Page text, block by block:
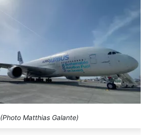
(Photo Matthias Galante)